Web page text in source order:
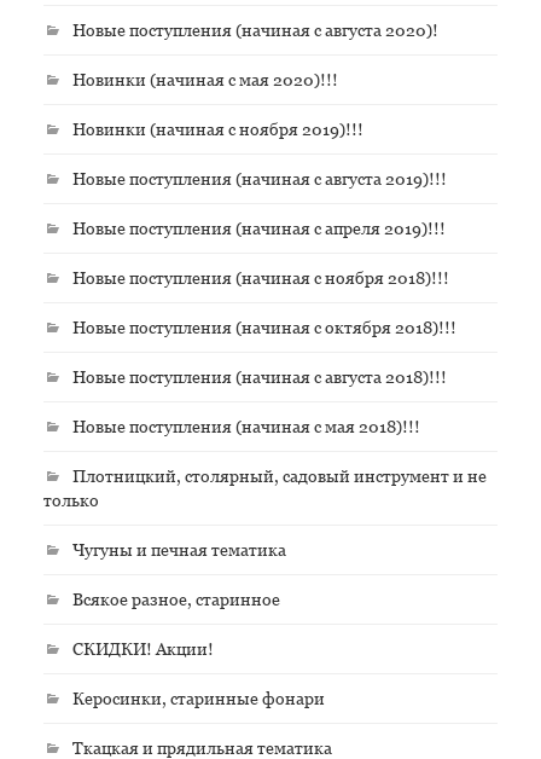
Новые поступления (начиная с августа 2020)!
Новинки (начиная с мая 2020)!!!
Новинки (начиная с ноября 2019)!!!
Новые поступления (начиная с августа 2019)!!!
Новые поступления (начиная с апреля 2019)!!!
Новые поступления (начиная с ноября 2018)!!!
Новые поступления (начиная с октября 2018)!!!
Новые поступления (начиная с августа 2018)!!!
Новые поступления (начиная с мая 2018)!!!
Плотницкий, столярный, садовый инструмент и не
только
Чугуны и печная тематика
Всякое разное, старинное
СКИДКИ! Акции!
Керосинки, старинные фонари
Ткацкая и прядильная тематика